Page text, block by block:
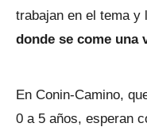
trabajan en el tema y
donde se come una
En Conin-Camino,
0 a 5 años, esperan